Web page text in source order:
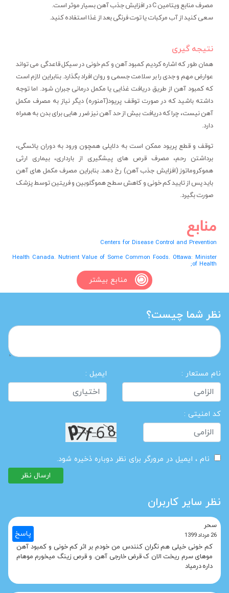
مصرف منابع ویتامین C در افزایش جذب آهن بسیار موثر است.
سعی کنید از آب مرکبات یا توت فرنگی بعد از غذا استفاده کنید.
نتیجه گیری
همان طور که اشاره کردیم کمبود آهن و کم خونی در سیکل قاعدگی می تواند
عوارض مهم و جدی را بر سلامت جسمی و روان افراد بگذارد. بنابراین لازم است
که کمبود آهن از طریق دریافت غذایی یا مکمل درمانی جبران شود. اما توجه
داشته باشید که در صورت توقف پریود(آمنوره) دیگر نیاز به مصرف مکمل
آهن نیست، چرا که دریافت بیش از حد آهن نیز ضرر هایی برای بدن به همراه
دارد.
توقف و قطع پریود ممکن است به دلایلی همچون ورود به دوران یائسگی،
برداشتن رحم، مصرف قرص های پیشگیری از بارداری، بیماری ارثی
هموکروماتوز (افزایش جذب آهن) رخ دهد. بنابراین مصرف مکمل های آهن
باید پس از تایید کم خونی و کاهش سطح هموگلوبین و فریتین توسط پزشک
صورت بگیرد.
منابع
Centers for Disease Control and Prevention
Health Canada. Nutrient Value of Some Common Foods. Ottawa: Minister
of Health;
منابع بیشتر
نظر شما چیست؟
نام مستعار : ایمیل :
کد امنیتی :
نام ، ایمیل در مرورگر برای نظر دوباره ذخیره شود.
ارسال نظر
نظر سایر کاربران
سحر
26 مرداد 1399 پاسخ
کم خونی خیلی هم نگران کنندس من خودم بر اثر کم خونی و کمبود آهن
موهای سرم ریخت الان ک قرض خارجی آهن. و قرص زینگ میخورم موهام
داره درمیاد